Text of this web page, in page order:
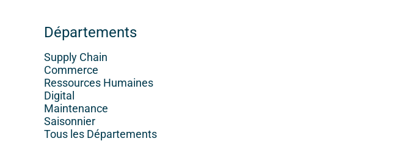
Départements
Supply Chain
Commerce
Ressources Humaines
Digital
Maintenance
Saisonnier
Tous les Départements